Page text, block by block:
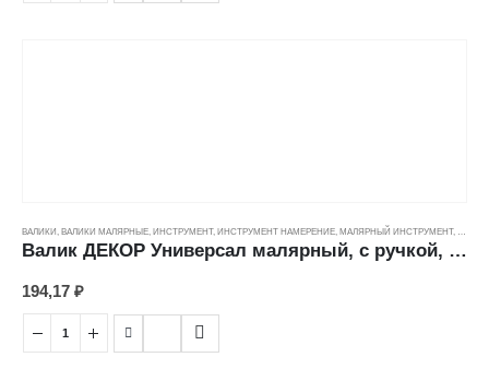
ВАЛИКИ ВАЛИКИ МАЛЯРНЫЕ ИНСТРУМЕНТ, ИНСТРУМЕНТ НАМЕРЕНИЕ МАЛЯРНЫЙ ИНСТРУМЕНТ,
Валик ДЕКОР Универсал малярный, с ручкой, полиакрил тигр (11/42/6мм) (180мм)
194,17 ₽